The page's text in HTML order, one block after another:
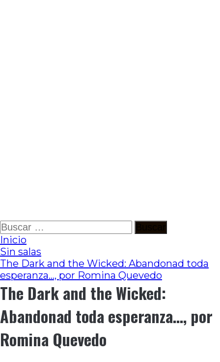
Ir
al
contenido
Buscar:
Inicio
Sin salas
The Dark and the Wicked: Abandonad toda
esperanza…, por Romina Quevedo
The Dark and the Wicked:
Abandonad toda esperanza…, por
Romina Quevedo